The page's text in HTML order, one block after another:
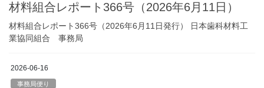
材料組合レポート366号（2026年6月11日）
材料組合レポート366号（2026年6月11日発行） 日本歯科材料工
業協同組合 事務局
2026-06-16
事務局便り